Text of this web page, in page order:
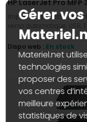
HP LaserJet Pro MFP
Imprimante multifonction
verso automatique, USB,
Dispo web : En stock
Gérer
Materiel.net
technologies
proposer des
vos centres
meilleure
statistiques de